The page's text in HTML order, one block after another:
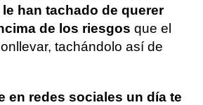
le han tachado de querer
de los riesgos que el
tachándolo así de
en redes sociales un día te